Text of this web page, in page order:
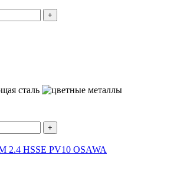
+
+
2.4 HSSE PV10 OSAWA